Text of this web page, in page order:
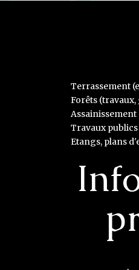
Terrassement
Forêts
Assainissement
Travaux publics
Etangs, plans